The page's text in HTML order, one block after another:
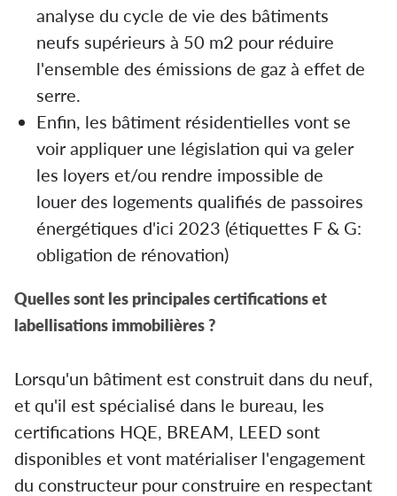
analyse du cycle de vie des bâtiments
neufs supérieurs à 50 m2 pour réduire
l'ensemble des émissions de gaz à effet de
serre.
Enfin, les bâtiment résidentielles vont se
voir appliquer une législation qui va geler
les loyers et/ou rendre impossible de
louer des logements qualifiés de passoires
énergétiques d'ici 2023 (étiquettes F & G:
obligation de rénovation)
Quelles sont les principales certifications et
labellisations immobilières ?
Lorsqu'un bâtiment est construit dans du neuf,
et qu'il est spécialisé dans le bureau, les
certifications HQE, BREAM, LEED sont
disponibles et vont matérialiser l'engagement
du constructeur pour construire en respectant